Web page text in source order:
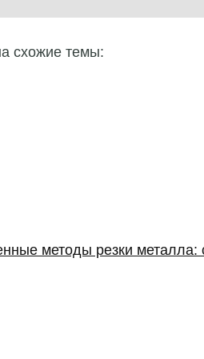
схожие темы:
методы резки металла: